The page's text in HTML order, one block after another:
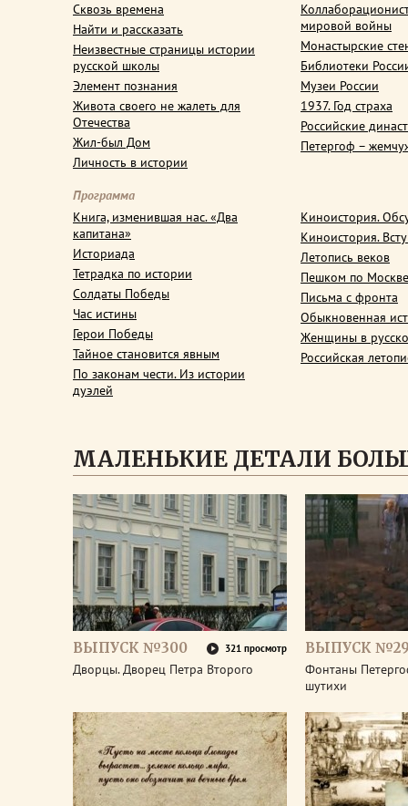
Сквозь времена
Найти и рассказать
Неизвестные страницы истории
русской школы
Элемент познания
Живота своего не жалеть для
Отечества
Жил-был Дом
Личность в истории
мировой войны
Монастырские
Библиотеки
Музеи России
1937. Год страха
Российские
Петергоф –
Программа
Книга, изменившая нас. «Два
капитана»
Историада
Тетрадка по истории
Солдаты Победы
Час истины
Герои Победы
Тайное становится явным
По законам чести. Из истории
дуэлей
Киноистория.
Киноистория.
Летопись веков
Пешком по Москве
Письма с фронта
Обыкновенная
Женщины в
Российская
МАЛЕНЬКИЕ ДЕТАЛИ
ВЫПУСК №300 321 просмотр
Дворцы. Дворец Петра Второго
ВЫПУСК
Фонтаны
шутихи